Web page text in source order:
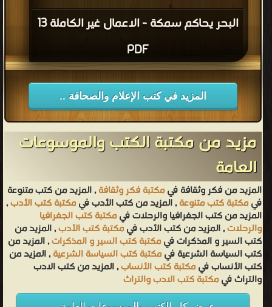
البحر يحاكم سمكة - الاعمال غير الكاملة 13
PDF
المزيد في كتب الإعلام والصحافة ..
مزيد من مكتبة الكتب والموسوعات
العامة
المزيد من فكر وثقافة فيمكتبة فكر وثقافة, المزيد من كتب متنوعة
فيمكتبة كتب متنوعة, المزيد من كتب الأدب فيمكتبة كتب الأدب,
المزيد من كتب الجغرافيا والرحلات فيمكتبة كتب الجغرافيا
والرحلات, المزيد من كتب الأدب فيمكتبة كتب الأدب, المزيد من
كتب السير و المذكرات فيمكتبة كتب السير و المذكرات, المزيد من
كتب السياسة الشرعية فيمكتبة كتب السياسة الشرعية, المزيد من
كتب الأنساب فيمكتبة كتب الأنساب, المزيد من كتب الادب
والتراث فيمكتبة كتب الادب والتراث